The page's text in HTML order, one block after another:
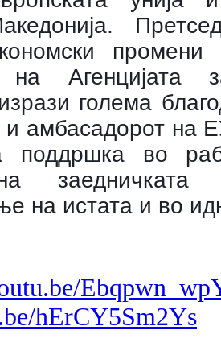
на Агенцијата
голема
и амбасадорот на
поддршка во
на истата и во
hErCY5Sm2Ys